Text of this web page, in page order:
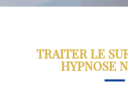
TRAITER LE
HYPNOSE